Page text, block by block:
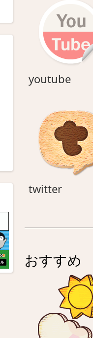
ョ
youtube
twittertwitter
おすすめ